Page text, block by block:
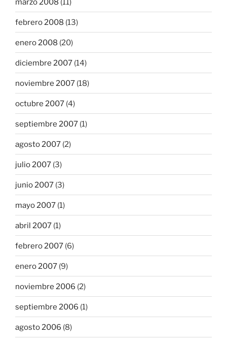
marzo 2008 (11)
febrero 2008 (13)
enero 2008 (20)
diciembre 2007 (14)
noviembre 2007 (18)
octubre 2007 (4)
septiembre 2007 (1)
agosto 2007 (2)
julio 2007 (3)
junio 2007 (3)
mayo 2007 (1)
abril 2007 (1)
febrero 2007 (6)
enero 2007 (9)
noviembre 2006 (2)
septiembre 2006 (1)
agosto 2006 (8)